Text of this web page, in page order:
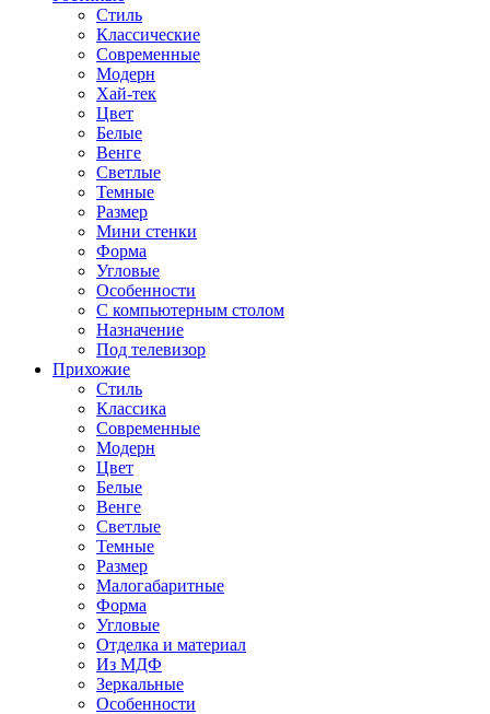
Стиль
Классические
Современные
Модерн
Хай-тек
Цвет
Белые
Венге
Светлые
Темные
Размер
Мини стенки
Форма
Угловые
Особенности
С компьютерным столом
Назначение
Под телевизор
Прихожие
Стиль
Классика
Современные
Модерн
Цвет
Белые
Венге
Светлые
Темные
Размер
Малогабаритные
Форма
Угловые
Отделка и материал
Из МДФ
Зеркальные
Особенности